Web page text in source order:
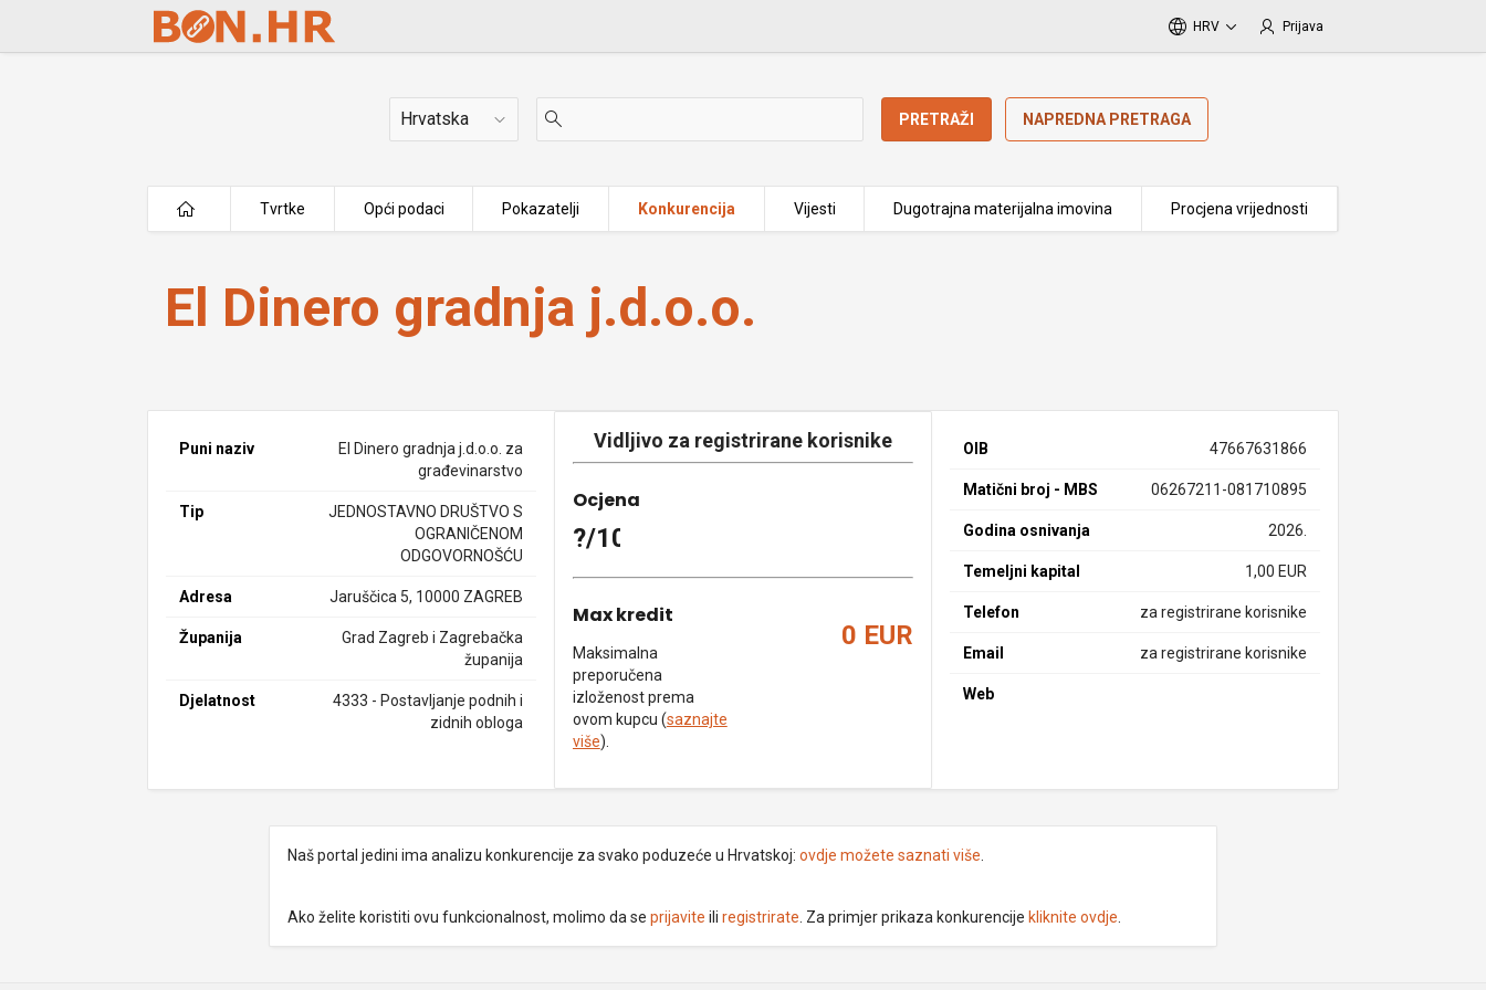
Skip to Main Content
HRV Prijava
Država PRETRAŽI NAPREDNA PRETRAGA
Tvrtke Opći podaci Pokazatelji Konkurencija Vijesti Dugotrajna materijalna imovina Procjena vrijednosti
El Dinero gradnja j.d.o.o.
El Dinero gradnja j.d.o.o.
Puni naziv
El Dinero gradnja j.d.o.o. za
građevinarstvo
Tip
JEDNOSTAVNO DRUŠTVO S
OGRANIČENOM
ODGOVORNOŠĆU
Adresa Jaruščica 5, 10000 ZAGREB
Županija
Grad Zagreb i Zagrebačka
županija
Djelatnost
4333 - Postavljanje podnih i
zidnih obloga
Vidljivo za registrirane korisnike
Ocjena
?/10
Max kredit
Maksimalna
preporučena
izloženost prema
ovom kupcu (saznajte
više).
0 EUR
OIB 47667631866
Matični broj - MBS 06267211-081710895
Godina osnivanja 2026.
Temeljni kapital 1,00 EUR
Telefon za registrirane korisnike
Email za registrirane korisnike
Web
Naš portal jedini ima analizu konkurencije za svako poduzeće u Hrvatskoj: ovdje možete saznati više
Ako želite koristiti ovu funkcionalnost, molimo da se prijavite ili registrirate . Za primjer prikaza konkurencije kliknite ovdje